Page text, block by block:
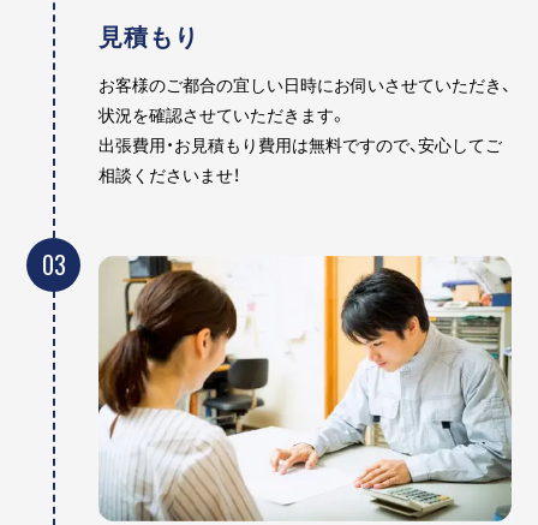
見積もり
お客様のご都合の宜しい日時にお伺いさせていただき、
状況を確認させていただきます。
出張費用・お見積もり費用は無料ですので、安心してご
相談くださいませ！
03